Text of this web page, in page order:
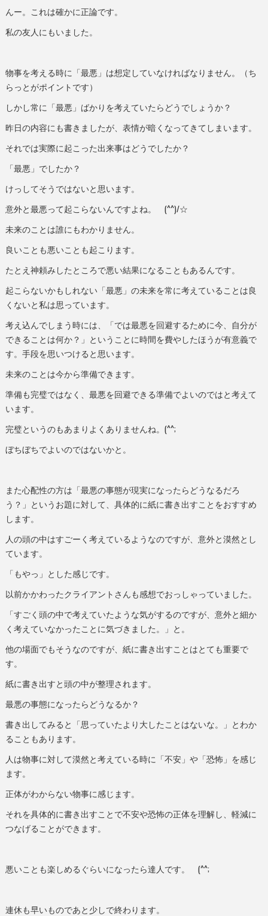
んー。これは確かに正論です。
私の友人にもいました。
物事を考える時に「最悪」は想定していなければなりません。（ち
らっとがポイントです）
しかし常に「最悪」ばかりを考えていたらどうでしょうか？
昨日の内容にも書きましたが、表情が暗くなってきてしまいます。
それでは実際に起こった出来事はどうでしたか？
「最悪」でしたか？
けっしてそうではないと思います。
意外と最悪って起こらないんですよね。 (^^)/☆
未来のことは誰にもわかりません。
良いことも悪いことも起こります。
たとえ神頼みしたところで悪い結果になることもあるんです。
起こらないかもしれない「最悪」の未来を常に考えていることは良
くないと私は思っています。
考え込んでしまう時には、「では最悪を回避するために今、自分が
できることは何か？」ということに時間を費やしたほうが有意義で
す。手段を思いつけると思います。
未来のことは今から準備できます。
準備も完璧ではなく、最悪を回避できる準備でよいのではと考えて
います。
完璧というのもあまりよくありませんね。(^^;
ぼちぼちでよいのではないかと。
また心配性の方は「最悪の事態が現実になったらどうなるだろ
う？」というお題に対して、具体的に紙に書き出すことをおすすめ
します。
人の頭の中はすごーく考えているようなのですが、意外と漠然とし
ています。
「もやっ」とした感じです。
以前かかわったクライアントさんも感想でおっしゃっていました。
「すごく頭の中で考えていたような気がするのですが、意外と細か
く考えていなかったことに気づきました。」と。
他の場面でもそうなのですが、紙に書き出すことはとても重要で
す。
紙に書き出すと頭の中が整理されます。
最悪の事態になったらどうなるか？
書き出してみると「思っていたより大したことはないな。」とわか
ることもあります。
人は物事に対して漠然と考えている時に「不安」や「恐怖」を感じ
ます。
正体がわからない物事に感じます。
それを具体的に書き出すことで不安や恐怖の正体を理解し、軽減に
つなげることができます。
悪いことも楽しめるぐらいになったら達人です。 (^^;
連休も早いものであと少しで終わります。